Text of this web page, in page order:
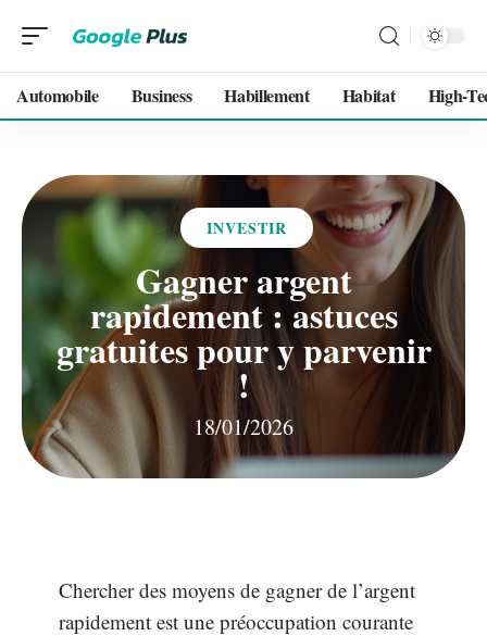
Automobile Business Habillement Habitat High-
INVESTIR
Gagner argent
rapidement : astuces
gratuites pour y parvenir
!
18/01/2026
Chercher des moyens de gagner de l’argent
rapidement est une préoccupation courante